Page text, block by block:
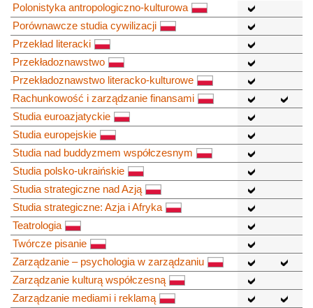
Polonistyka antropologiczno-kulturowa
Porównawcze studia cywilizacji
Przekład literacki
Przekładoznawstwo
Przekładoznawstwo literacko-kulturowe
Rachunkowość i zarządzanie finansami
Studia euroazjatyckie
Studia europejskie
Studia nad buddyzmem współczesnym
Studia polsko-ukraińskie
Studia strategiczne nad Azją
Studia strategiczne: Azja i Afryka
Teatrologia
Twórcze pisanie
Zarządzanie – psychologia w zarządzaniu
Zarządzanie kulturą współczesną
Zarządzanie mediami i reklamą